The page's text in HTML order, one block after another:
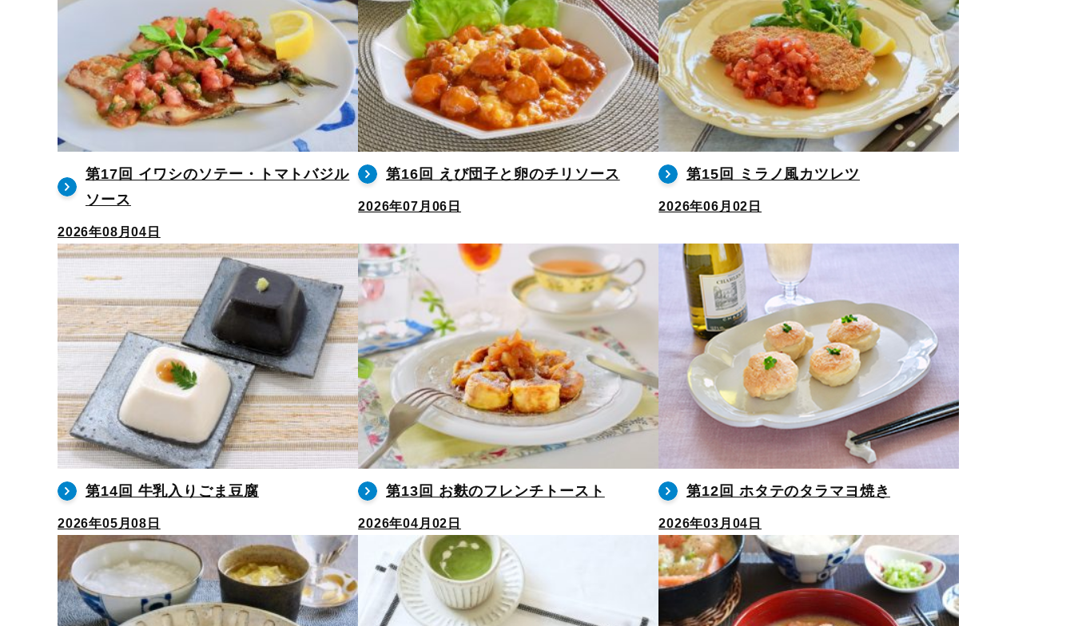
第17回 イワシのソテー・トマトバジル
ソース
2026年08月04日
第16回 えび団子と卵のチリソース
2026年07月06日
第15回 ミラノ風カツレツ
2026年06月02日
第14回 牛乳入りごま豆腐
2026年05月08日
第13回 お麩のフレンチトースト
2026年04月02日
第12回 ホタテのタラマヨ焼き
2026年03月04日